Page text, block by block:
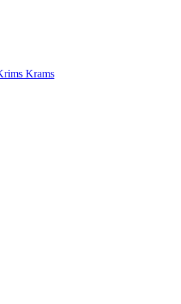
Krams